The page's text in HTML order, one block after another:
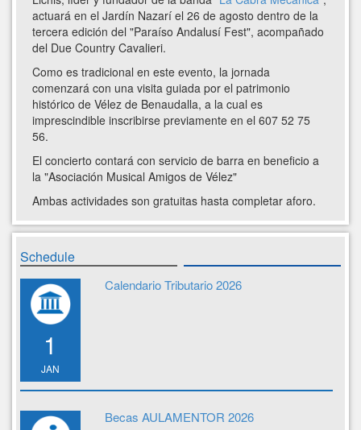
actuará en el Jardín Nazarí el 26 de agosto dentro de la
tercera edición del "Paraíso Andalusí Fest", acompañado
del Due Country Cavalieri.
Como es tradicional en este evento, la jornada
comenzará con una visita guiada por el patrimonio
histórico de Vélez de Benaudalla, a la cual es
imprescindible inscribirse previamente en el 607 52 75
56.
El concierto contará con servicio de barra en beneficio a
la "Asociación Musical Amigos de Vélez"
Ambas actividades son gratuitas hasta completar aforo.
Schedule
1
JAN
Calendario Tributario 2026
Becas AULAMENTOR 2026